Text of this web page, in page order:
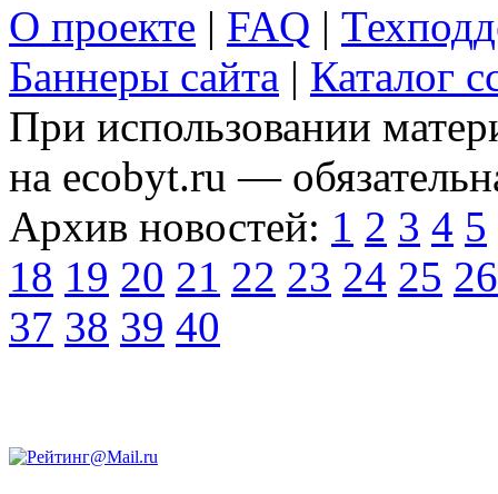
О проекте | FAQ |
Баннеры сайта | Каталог
При использовании
на ecobyt.ru —
Архив новостей: 1 2 3 4 5
18 19 20 21 22 23 24 25 26
37 38 39 40